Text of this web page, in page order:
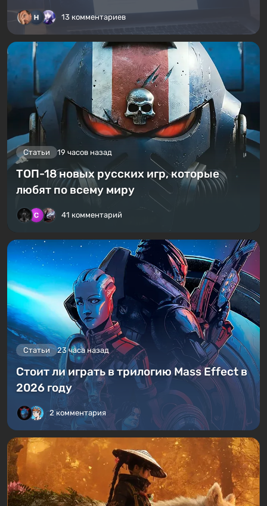
13 комментариев
Статьи 19 часов назад
ТОП-18 новых русских игр, которые
любят по всему миру
41 комментарий
Статьи 23 часа назад
Стоит ли играть в трилогию Mass Effect в
2026 году
2 комментария